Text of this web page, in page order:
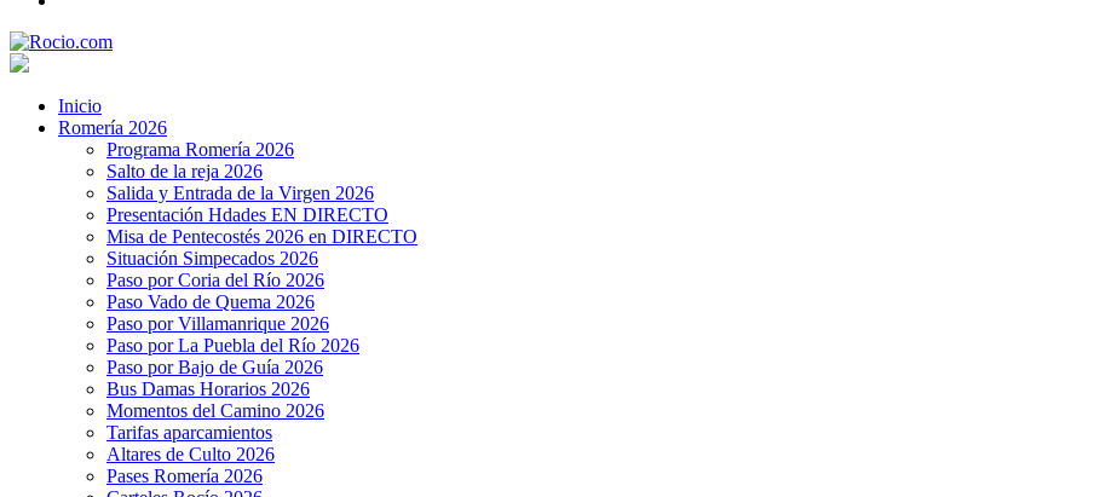
Inicio
Romería 2026
Programa Romería 2026
Salto de la reja 2026
Salida y Entrada de la Virgen 2026
Presentación Hdades EN DIRECTO
Misa de Pentecostés 2026 en DIRECTO
Situación Simpecados 2026
Paso por Coria del Río 2026
Paso Vado de Quema 2026
Paso por Villamanrique 2026
Paso por La Puebla del Río 2026
Paso por Bajo de Guía 2026
Bus Damas Horarios 2026
Momentos del Camino 2026
Tarifas aparcamientos
Altares de Culto 2026
Pases Romería 2026